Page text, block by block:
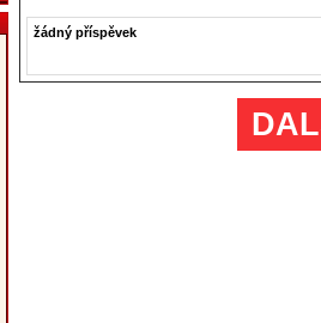
žádný příspěvek